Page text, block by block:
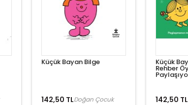
Küçük Bayan Bilge
142,50 TLDoğan Çocuk
Küçük
Rehber
142,50 TL